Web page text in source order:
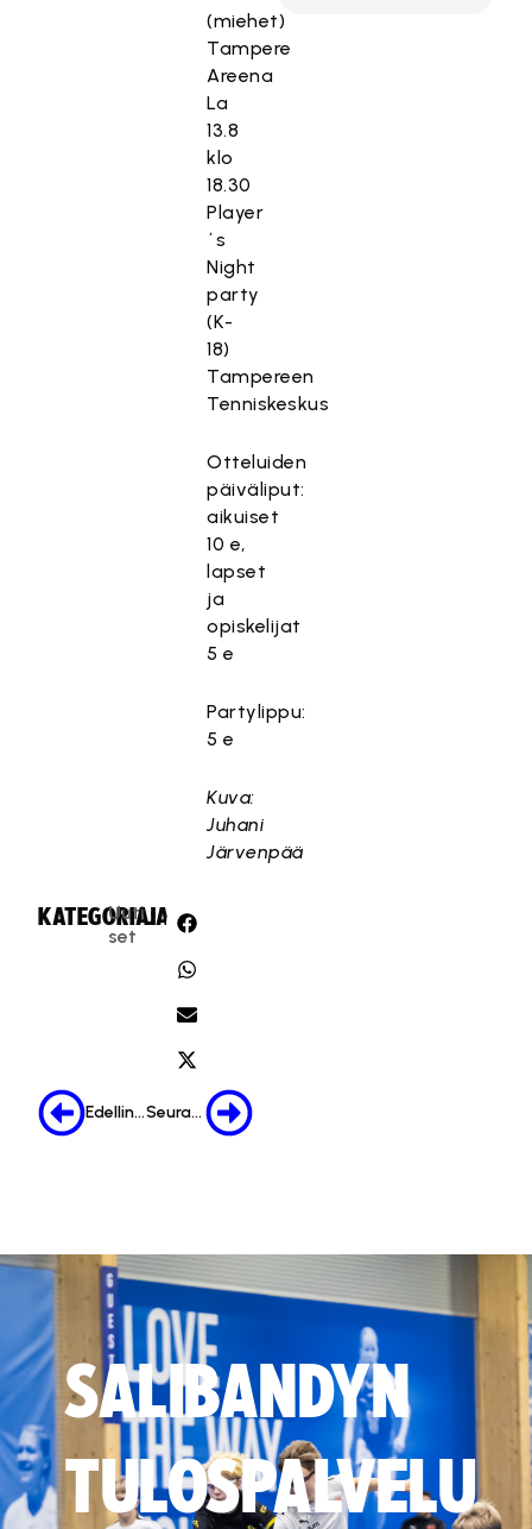
(miehet)
Tampere
Areena
La
13.8
klo
18.30
Player
´s
Night
party
(K-
18)
Tampereen
Tenniskeskus
Otteluiden
päiväliput:
aikuiset
10 e,
lapset
ja
opiskelijat
5 e
Partylippu:
5 e
Kuva:
Juhani
Järvenpää
KATEGORIA:
Uuti
set
JAA:
Edellinen Seuraava
SALIBANDYN
TULOSPALVELU